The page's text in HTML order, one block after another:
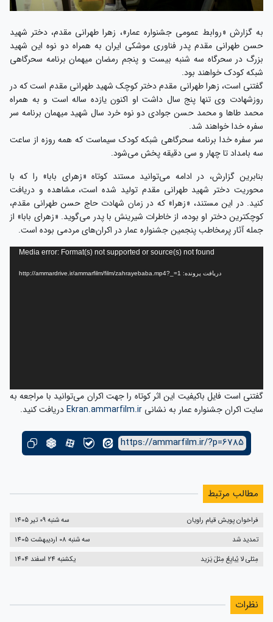
به گزارش «روابط عمومی جشنواره عمار»، زهرا طهرانی مقدم، دختر شهید
حسن طهرانی مقدم پدر فناوری موشکی ایران به همراه دو نوه این شهید
بزرگ در سحرگاه سه شنبه بیست و پنجم رمضان میهمان برنامه سحرگاهی
شبکه کودک خواهند بود.
گفتنی است، زهرا طهرانی مقدم دختر کوچک شهید طهرانی مقدم است که در
روزشهادت وی تنها پنج سال داشت او اکنون یازده ساله است و به همراه
محمد طاها و محمد حسن جوادی دو نوه خرد سال شهید میهمان برنامه سر
سفره خدا خواهند شد.
سر سفره خدا برنامه سحرگاهی شبکه کودک سیماست که همه روزه از ساعت
سه بامداد تا چهار و سی دقیقه پخش می‌شود.
بنابرین گزارش، در ادامه می‌توانید مستند کوتاه «زهرای بابا» را که با
محوریت دختر شهید طهرانی مقدم تولید شده است، مشاهده و دریافت
کنید. در این مستند، «زهرا» که در زمان شهادت حاج حسن طهرانی مقدم،
کوچکترین دختر او بوده، از خاطرات شیرینش با پدر می‌گوید. «زهرای بابا» از
جمله آثار پرمخاطب پنجمین جشنواره عمار در اکران‌های مردمی بوده است.
Media error: Format(s) not supported or source(s) not found
دریافت پرونده: http://ammardrive.ir/ammarfilm/film/zahrayebaba.mp4?_=1
گفتنی است فایل باکیفیت این اثر کوتاه را جهت اکران می‌توانید با مراجعه به
سایت اکران جشنواره عمار به نشانی Ekran.ammarfilm.irدریافت کنید.
https://ammarfilm.ir/?p=6785
مطالب مرتبط
فراخوان پویش قیام راویان
سه شنبه 09 تیر 1405
تمدید شد
سه شنبه 08 اردیبهشت 1405
مِثلی لا یُبایِعُ مِثلَ یَزید
یکشنبه 24 اسفند 1404
نظرات